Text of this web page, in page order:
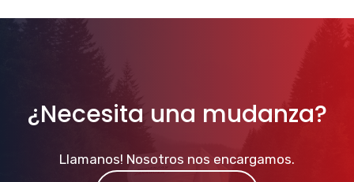
¿Necesita una mudanza?
Llamanos! Nosotros nos encargamos.